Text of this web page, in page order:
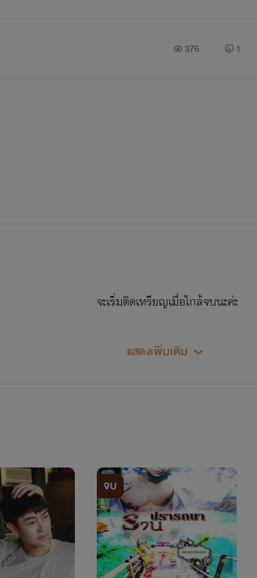
376 1
จะเริ่มติดเหรียญเมื่อใกล้จบนะค่ะ
แสดงเพิ่มเติม
จบ